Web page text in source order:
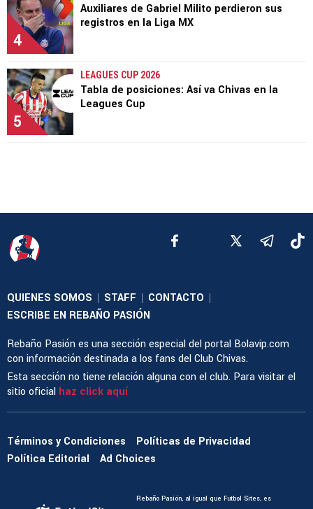
4
Auxiliares de Gabriel Milito perdieron sus
registros en la Liga MX
5
LEAGUES CUP 2026
Tabla de posiciones: Así va Chivas en la
Leagues Cup
QUIENES SOMOS | STAFF | CONTACTO |
ESCRIBE EN REBAÑO PASIÓN
Rebaño Pasión es una sección especial del portal Bolavip.com
con información destinada a los fans del Club Chivas.
Esta sección no tiene relación alguna con el club. Para visitar el
sitio oficial haz click aquí
Términos y Condiciones
Políticas de Privacidad
Política Editorial
Ad Choices
Rebaño Pasión, al igual que Futbol Sites, es